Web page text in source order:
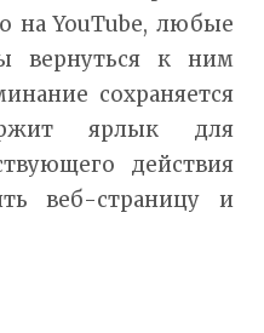
на YouTube, любые
вернуться к ним
сохраняется
ярлык для
действия
веб-страницу и